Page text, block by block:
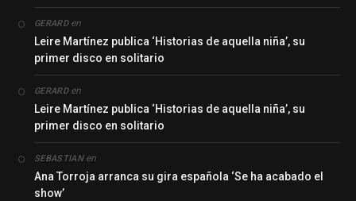
GERARDen
Leire Martínez publica ‘Historias de aquella niña’, su
primer disco en solitario
GERARDen
Leire Martínez publica ‘Historias de aquella niña’, su
primer disco en solitario
SEBASTIANen
Ana Torroja arranca su gira española ‘Se ha acabado el
show’